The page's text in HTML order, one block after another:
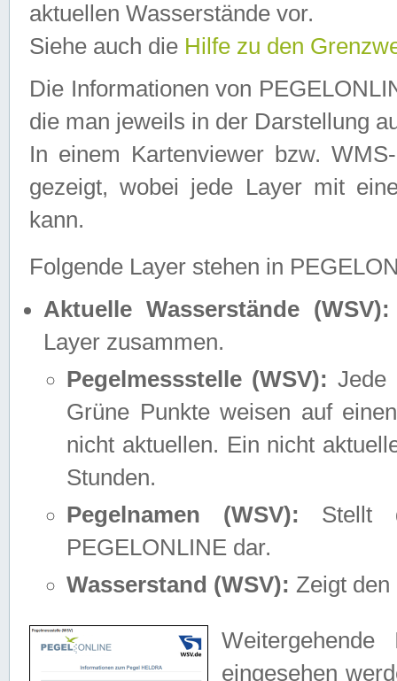
aktuellen Wasserstände vor.
Siehe auch die Hilfe zu den
Die Informationen von
die man jeweils in der Darstellung
In einem Kartenviewer bzw.
gezeigt, wobei jede Layer mit
kann.
Folgende Layer stehen in
Aktuelle Wasserstände (WSV):
Layer zusammen.
Pegelmessstelle (WSV): Jede
Grüne Punkte weisen auf
nicht aktuellen. Ein nicht
Stunden.
Pegelnamen (WSV): Stellt
PEGELONLINE dar.
Wasserstand (WSV): Zeigt den
eingesehen